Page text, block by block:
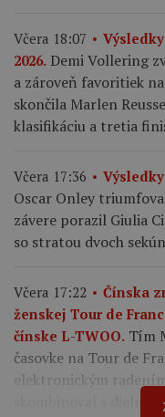
Včera 18:07
2026. Demi Vollering
a zároveň favoritiek
skončila Marlen
klasifikáciu a tretia
Včera 17:36
Oscar Onley
závere porazil Giulia
so stratou dvoch
Včera 17:22
Čínska
ženskej Tour de
čínske L-TWOO. Tím
časovke na Tour de
elektronickým
skombinoval s dielmi